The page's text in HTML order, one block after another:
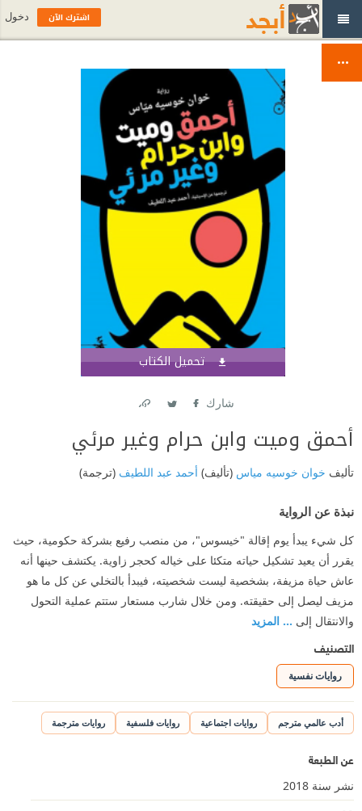
تحميل الكتاب
شارك
أحمق وميت وابن حرام وغير مرئي
تأليف خوان خوسيه مياس (تأليف) أحمد عبد اللطيف (ترجمة)
نبذة عن الرواية
كل شيء يبدأ يوم إقالة "خيسوس"، من منصب رفيع بشركة حكومية، حيث
يقرر أن يعيد تشكيل حياته متكئا على خياله كحجر زاوية. يكتشف حينها أنه
عاش حياة مزيفة، بشخصية ليست شخصيته، فيبدأ بالتخلي عن كل ما هو
مزيف ليصل إلى حقيقته. ومن خلال شارب مستعار ستتم عملية التحول
واﻻنتقال إلى ... المزيد
التصنيف
روايات نفسية
أدب عالمي مترجم روايات اجتماعية روايات فلسفية روايات مترجمة
عن الطبعة
نشر سنة 2018
اشترك الآن دخول